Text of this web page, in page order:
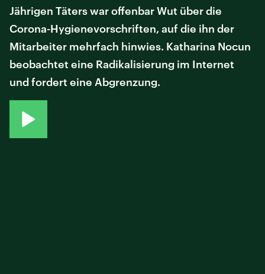
Jährigen Täters war offenbar Wut über die
Corona-Hygienevorschriften, auf die ihn der
Mitarbeiter mehrfach hinwies. Katharina Nocun
beobachtet eine Radikalisierung im Internet
und fordert eine Abgrenzung.